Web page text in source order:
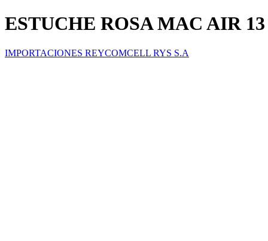
ESTUCHE ROSA MAC AIR
IMPORTACIONES REYCOMCELL RYS S.A